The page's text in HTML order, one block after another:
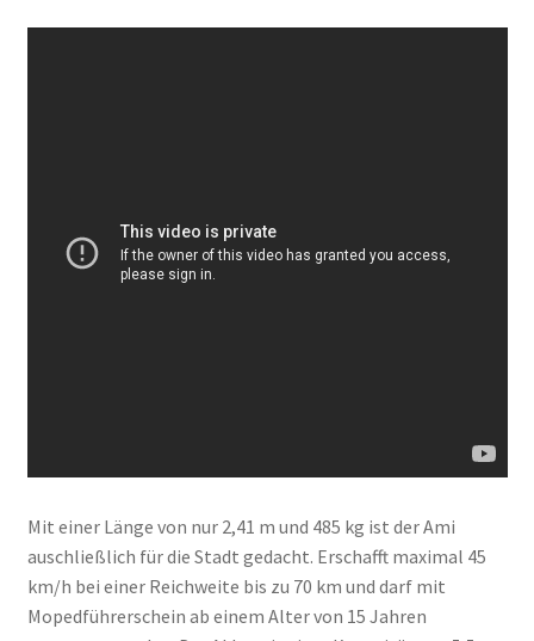
Mit einer Länge von nur 2,41 m und 485 kg ist der Ami
auschließlich für die Stadt gedacht. Erschafft maximal 45
km/h bei einer Reichweite bis zu 70 km und darf mit
Mopedführerschein ab einem Alter von 15 Jahren